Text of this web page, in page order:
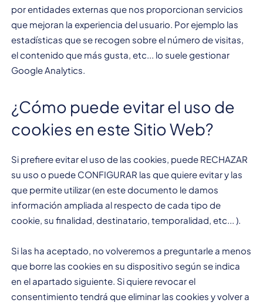
por entidades externas que nos proporcionan servicios
que mejoran la experiencia del usuario. Por ejemplo las
estadísticas que se recogen sobre el número de visitas,
el contenido que más gusta, etc... lo suele gestionar
Google Analytics.
¿Cómo puede evitar el uso de
cookies en este Sitio Web?
Si prefiere evitar el uso de las cookies, puede RECHAZAR
su uso o puede CONFIGURAR las que quiere evitar y las
que permite utilizar (en este documento le damos
información ampliada al respecto de cada tipo de
cookie, su finalidad, destinatario, temporalidad, etc... ).
Si las ha aceptado, no volveremos a preguntarle a menos
que borre las cookies en su dispositivo según se indica
en el apartado siguiente. Si quiere revocar el
consentimiento tendrá que eliminar las cookies y volver a